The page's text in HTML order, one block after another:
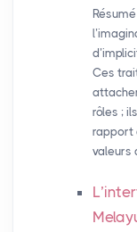
Ces
rôles ;
rapport
valeurs